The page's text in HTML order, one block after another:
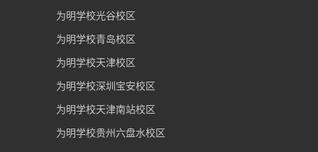
为明学校光谷校区
为明学校青岛校区
为明学校天津校区
为明学校深圳宝安校区
为明学校天津南站校区
为明学校贵州六盘水校区